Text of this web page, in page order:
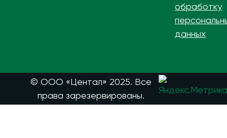
обработку
данных
© ООО «Центал» 2025. Все
права зарезервированы.